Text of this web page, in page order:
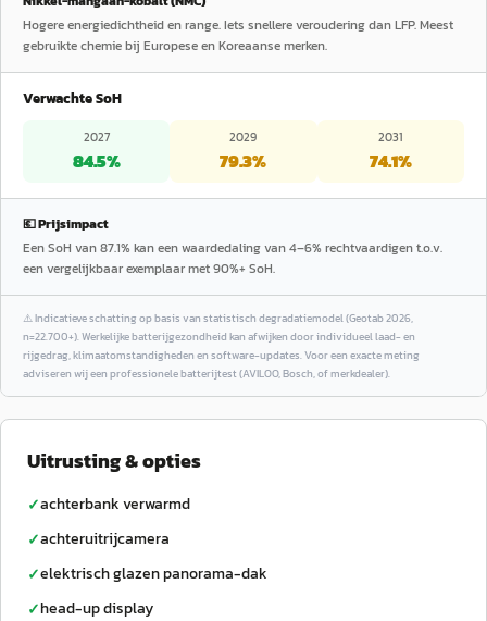
Hogere energiedichtheid en range. Iets snellere veroudering dan LFP. Meest
gebruikte chemie bij Europese en Koreaanse merken.
Verwachte SoH
2027
84.5%
2029
79.3%
2031
74.1%
💶 Prijsimpact
Een SoH van 87.1% kan een waardedaling van 4–6% rechtvaardigen t.o.v.
een vergelijkbaar exemplaar met 90%+ SoH.
⚠️Indicatieve schatting op basis van statistisch degradatiemodel (Geotab 2026,
n=22.700+). Werkelijke batterijgezondheid kan afwijken door individueel laad- en
rijgedrag, klimaatomstandigheden en software-updates. Voor een exacte meting
adviseren wij een professionele batterijtest (AVILOO, Bosch, of merkdealer).
Uitrusting & opties
✓achterbank verwarmd
✓achteruitrijcamera
✓elektrisch glazen panorama-dak
✓head-up display